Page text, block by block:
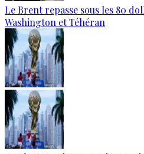
Le Brent repasse sous les 80
Washington et Téhéran